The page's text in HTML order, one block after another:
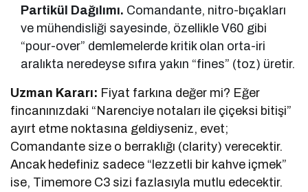
Partikül Dağılımı. Comandante, nitro-bıçakları
ve mühendisliği sayesinde, özellikle V60 gibi
“pour-over” demlemelerde kritik olan orta-iri
aralıkta neredeyse sıfıra yakın “fines” (toz) üretir.
Uzman Kararı: Fiyat farkına değer mi? Eğer
fincanınızdaki “Narenciye notaları ile çiçeksi bitişi”
ayırt etme noktasına geldiyseniz, evet;
Comandante size o berraklığı (clarity) verecektir.
Ancak hedefiniz sadece “lezzetli bir kahve içmek”
ise, Timemore C3 sizi fazlasıyla mutlu edecektir.